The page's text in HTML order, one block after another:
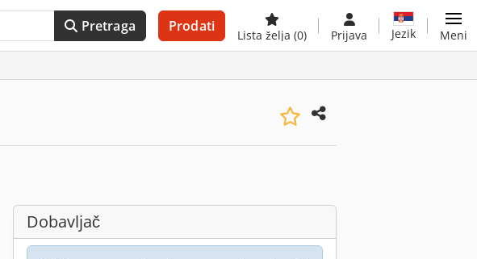
Pretraga Prodati
Lista želja (0) Prijava Jezik Meni
Dobavljač